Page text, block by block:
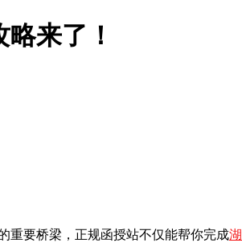
来了！
重要桥梁，正规函授站不仅能帮你完成